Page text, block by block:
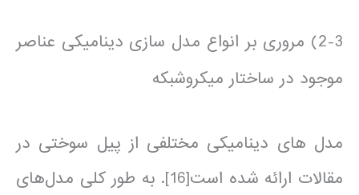
2-3) مروری بر انواع مدل سازی دینامیکی عناصر
موجود در ساختار میکروشبکه
مدل های دینامیکی مختلفی از پیل سوختی در
مقالات ارائه شده است[16]. به طور کلی مدل‌های